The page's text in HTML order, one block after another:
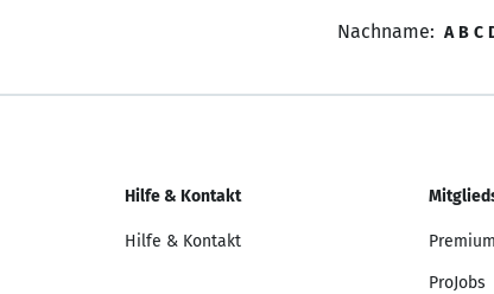
Nachname: A B C
Hilfe & Kontakt
Hilfe & Kontakt Premium
ProJobs